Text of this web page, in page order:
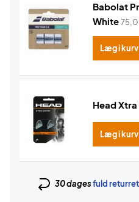
Babolat
White
Læg i kurv
Head
Læg i kurv
30 dagesfuld returret